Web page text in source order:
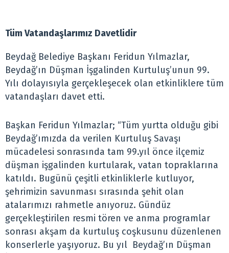
Tüm Vatandaşlarımız Davetlidir
Beydağ Belediye Başkanı Feridun Yılmazlar,
Beydağ’ın Düşman İşgalinden Kurtuluş’unun 99.
Yılı dolayısıyla gerçekleşecek olan etkinliklere tüm
vatandaşları davet etti.
Başkan Feridun Yılmazlar; “Tüm yurtta olduğu gibi
Beydağ’ımızda da verilen Kurtuluş Savaşı
mücadelesi sonrasında tam 99.yıl önce ilçemiz
düşman işgalinden kurtularak, vatan topraklarına
katıldı. Bugünü çeşitli etkinliklerle kutluyor,
şehrimizin savunması sırasında şehit olan
atalarımızı rahmetle anıyoruz. Gündüz
gerçekleştirilen resmi tören ve anma programlar
sonrası akşam da kurtuluş coşkusunu düzenlenen
konserlerle yaşıyoruz. Bu yıl Beydağ’ın Düşman